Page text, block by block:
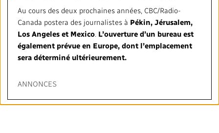
Au cours des deux prochaines années, CBC/Radio-
Canada postera des journalistes à Pékin, Jérusalem,
Los Angeles et Mexico. L’ouverture d’un bureau est
également prévue en Europe, dont l’emplacement
sera déterminé ultérieurement.
ANNONCES